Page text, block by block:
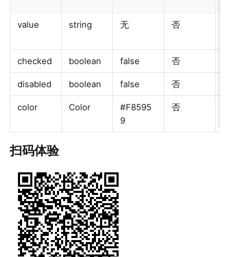
value string 无 否
checked boolean false 否
disabled boolean false 否
color Color
#F8595
9
否
扫码体验